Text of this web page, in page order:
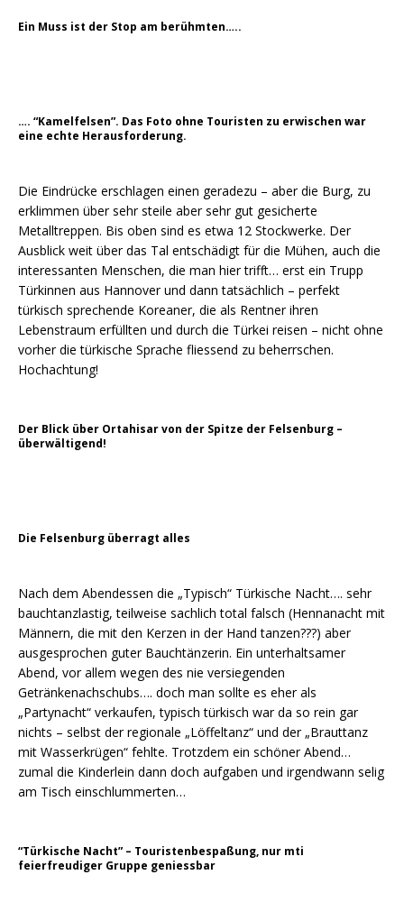
Ein Muss ist der Stop am berühmten…..
…. “Kamelfelsen”. Das Foto ohne Touristen zu erwischen war
eine echte Herausforderung.
Die Eindrücke erschlagen einen geradezu – aber die Burg, zu
erklimmen über sehr steile aber sehr gut gesicherte
Metalltreppen. Bis oben sind es etwa 12 Stockwerke. Der
Ausblick weit über das Tal entschädigt für die Mühen, auch die
interessanten Menschen, die man hier trifft… erst ein Trupp
Türkinnen aus Hannover und dann tatsächlich – perfekt
türkisch sprechende Koreaner, die als Rentner ihren
Lebenstraum erfüllten und durch die Türkei reisen – nicht ohne
vorher die türkische Sprache fliessend zu beherrschen.
Hochachtung!
Der Blick über Ortahisar von der Spitze der Felsenburg –
überwältigend!
Die Felsenburg überragt alles
Nach dem Abendessen die „Typisch“ Türkische Nacht…. sehr
bauchtanzlastig, teilweise sachlich total falsch (Hennanacht mit
Männern, die mit den Kerzen in der Hand tanzen???) aber
ausgesprochen guter Bauchtänzerin. Ein unterhaltsamer
Abend, vor allem wegen des nie versiegenden
Getränkenachschubs…. doch man sollte es eher als
„Partynacht“ verkaufen, typisch türkisch war da so rein gar
nichts – selbst der regionale „Löffeltanz“ und der „Brauttanz
mit Wasserkrügen“ fehlte. Trotzdem ein schöner Abend…
zumal die Kinderlein dann doch aufgaben und irgendwann selig
am Tisch einschlummerten…
“Türkische Nacht” – Touristenbespaßung, nur mti
feierfreudiger Gruppe geniessbar